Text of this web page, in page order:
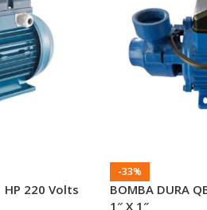
HP 220 Volts
-33%
BOMBA DURA
1″ X 1″